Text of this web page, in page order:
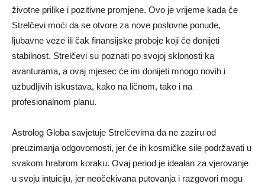
životne prilike i pozitivne promjene. Ovo je vrijeme kada će
Strelčevi moći da se otvore za nove poslovne ponude,
ljubavne veze ili čak finansijske proboje koji će donijeti
stabilnost. Strelčevi su poznati po svojoj sklonosti ka
avanturama, a ovaj mjesec će im donijeti mnogo novih i
uzbudljivih iskustava, kako na ličnom, tako i na
profesionalnom planu.
Astrolog Globa savjetuje Strelčevima da ne zaziru od
preuzimanja odgovornosti, jer će ih kosmičke sile podržavati u
svakom hrabrom koraku. Ovaj period je idealan za vjerovanje
u svoju intuiciju, jer neočekivana putovanja i razgovori mogu